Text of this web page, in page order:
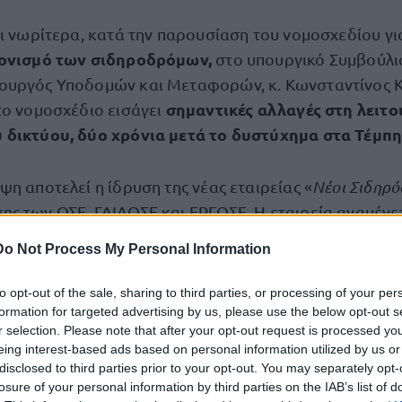
Not Process My Personal Information
opt-out of the sale, sharing to third parties, or processing of your
for targeted advertising by us, please use the below opt-out
selection. Please note that after your opt-out request is processed
interest-based ads based on personal information utilized by us
to third parties prior to your opt-out. You may separately
of your personal information by third parties on the IAB’s list of
νωρίτερα, κατά την παρουσίαση του νομοσχεδίου
των σιδηροδρόμων, στο υπουργικό
Υποδομών και Μεταφορών, κ. Κωνσταντίνος
νομοσχέδιο εισάγει σημαντικές αλλαγές στη
δικτύου, δύο χρόνια μετά το δυστύχημα στα
αποτελεί η ίδρυση της νέας εταιρείας «Νέοι
των ΟΣΕ, ΓΑΙΑΟΣΕ και ΕΡΓΟΣΕ. Η εταιρεία
πρόκειται για μοντέλο που συνδυάζει
κ. Κυριάκος Μητσοτάκης δήλωσε ότι στόχος είναι ο
με την ενσωμάτωση ευρωπαϊκών προτύπων
θα εφαρμόσει πλήρως τις συστάσεις της ΕΕ, δίνοντας